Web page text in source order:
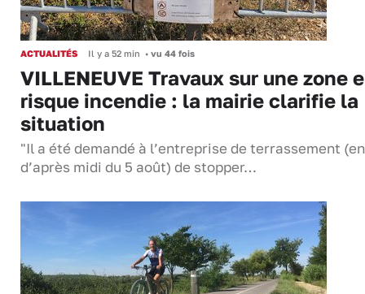
ACTUALITÉS Il y a 52 min • vu 44 fois
VILLENEUVE Travaux sur une zone
risque incendie : la mairie clarifie la
situation
"Il a été demandé à l’entreprise de terrassement
d’après midi du 5 août) de stopper…